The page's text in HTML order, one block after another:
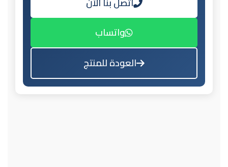
واتساب
العودة للمنتج